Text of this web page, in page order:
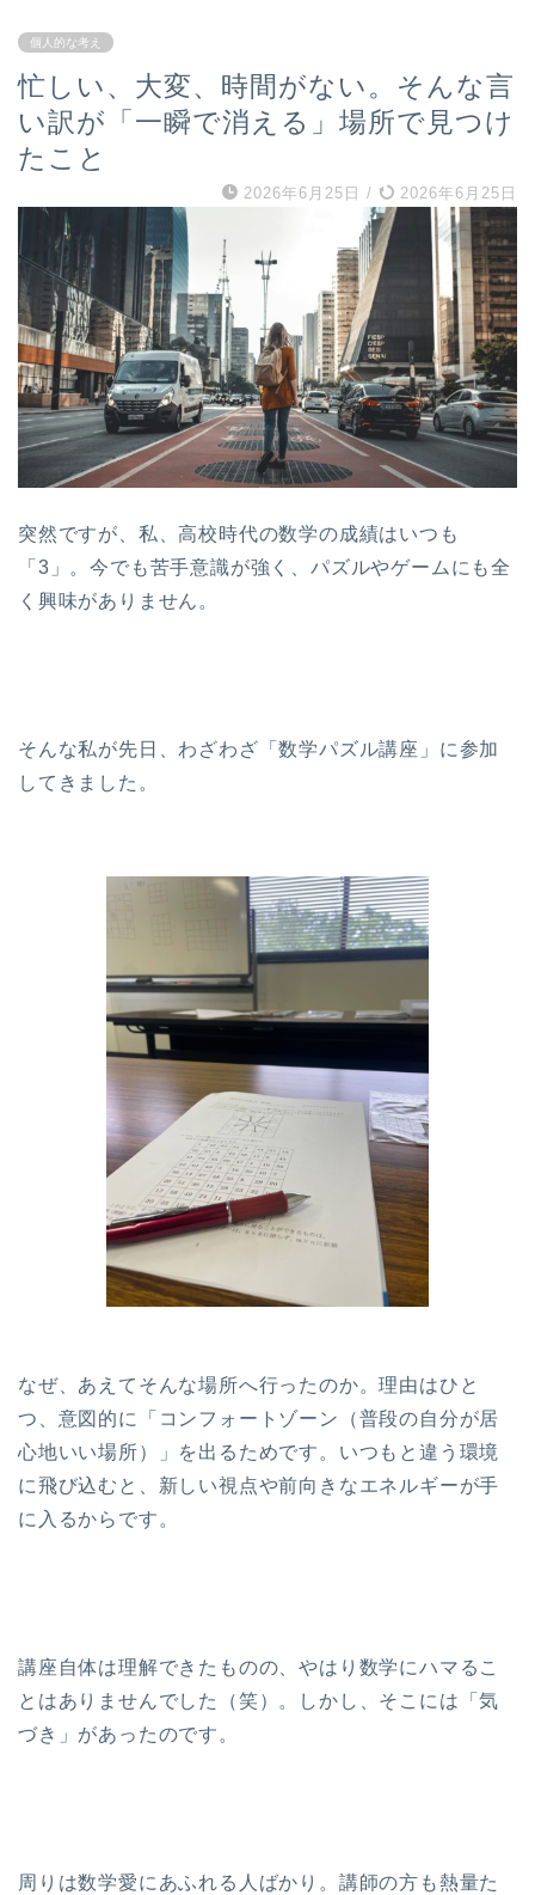
個人的な考え
忙しい、大変、時間がない。そんな言
い訳が「一瞬で消える」場所で見つけ
たこと
2026年6月25日 / 2026年6月25日
突然ですが、私、高校時代の数学の成績はいつも
「3」。今でも苦手意識が強く、パズルやゲームにも全
く興味がありません。
そんな私が先日、わざわざ「数学パズル講座」に参加
してきました。
なぜ、あえてそんな場所へ行ったのか。理由はひと
つ、意図的に「コンフォートゾーン（普段の自分が居
心地いい場所）」を出るためです。いつもと違う環境
に飛び込むと、新しい視点や前向きなエネルギーが手
に入るからです。
講座自体は理解できたものの、やはり数学にハマるこ
とはありませんでした（笑）。しかし、そこには「気
づき」があったのです。
周りは数学愛にあふれる人ばかり。講師の方も熱量た